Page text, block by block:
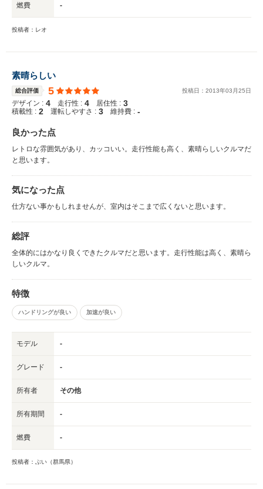
燃費 -
投稿者：レオ
素晴らしい
総合評価 5 投稿日： 2013年03 月25日
デザイン : 4 走行性 : 4 居住性 : 3
積載性 : 2 運転しやすさ : 3 維持費 : -
良かった点
レトロな雰囲気があり、カッコいい。走行性能も高く、素晴らしいクルマだ
と思います。
気になった点
仕方ない事かもしれませんが、室内はそこまで広くないと思います。
総評
全体的にはかなり良くできたクルマだと思います。走行性能は高く、素晴ら
しいクルマ。
特徴
ハンドリングが良い 加速が良い
モデル -
グレード -
所有者 その他
所有期間 -
燃費 -
投稿者：ぶい（群馬県）